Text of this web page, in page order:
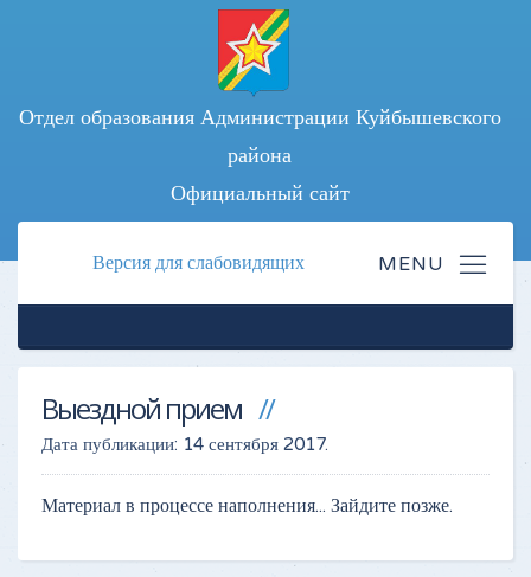
Отдел образования Администрации Куйбышевского
района
Официальный сайт
Версия для слабовидящих
Выездной прием
Дата публикации: 14 сентября 2017.
Материал в процессе наполнения... Зайдите позже.